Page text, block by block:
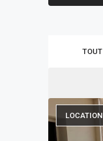
TOUT
LOCATION